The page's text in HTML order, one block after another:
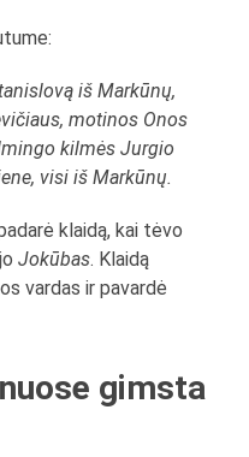
iš Markūnų,
motinos Onos
kilmės Jurgio
visi iš Markūnų.
klaidą, kai tėvo
Jokūbas. Klaidą
vardas ir pavardė
gimsta